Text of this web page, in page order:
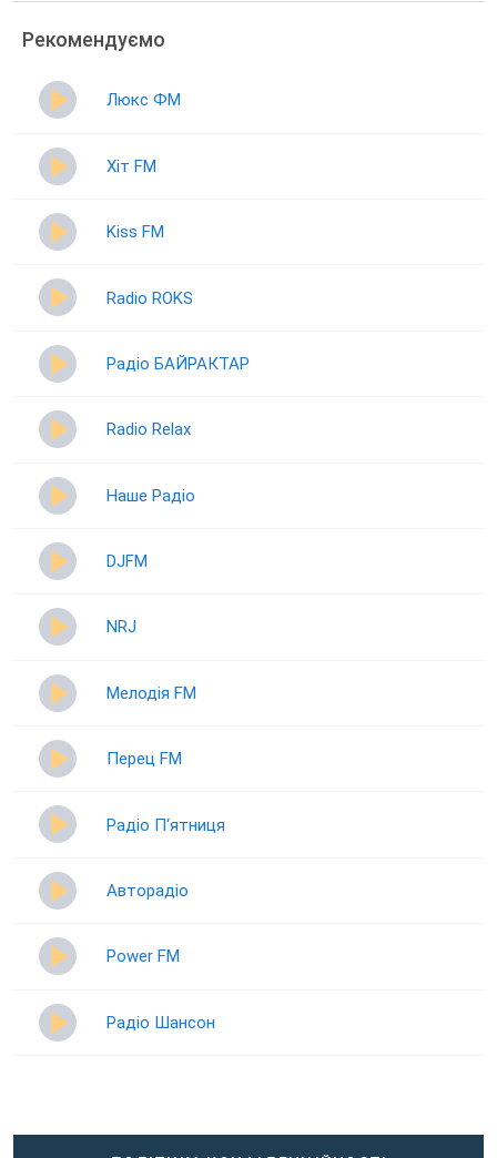
Рекомендуємо
Люкс ФМ
Хіт FM
Kiss FM
Radio ROKS
Радіо БАЙРАКТАР
Radio Relax
Наше Радіо
DJFM
NRJ
Мелодія FM
Перец FM
Радіо П‘ятниця
Авторадіо
Power FM
Радіо Шансон